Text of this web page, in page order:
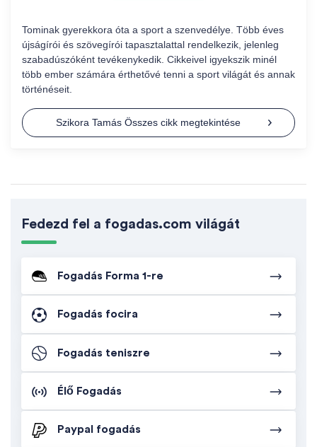
Tominak gyerekkora óta a sport a szenvedélye. Több éves
újságírói és szövegírói tapasztalattal rendelkezik, jelenleg
szabadúszóként tevékenykedik. Cikkeivel igyekszik minél
több ember számára érthetővé tenni a sport világát és annak
történéseit.
Szikora Tamás Összes cikk megtekintése
Fedezd fel a fogadas.com világát
Fogadás Forma 1-re
Fogadás focira
Fogadás teniszre
Élő Fogadás
Paypal fogadás